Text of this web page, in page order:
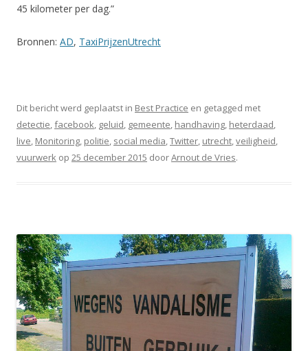
45 kilometer per dag.”
Bronnen: AD, TaxiPrijzenUtrecht
Dit bericht werd geplaatst in Best Practice en getagged met
detectie,facebook, geluid, gemeente, handhaving, heterdaad,
live, Monitoring, politie, social media,Twitter, utrecht,veiligheid,
vuurwerk op 25 december 2015 doorArnout de Vries.